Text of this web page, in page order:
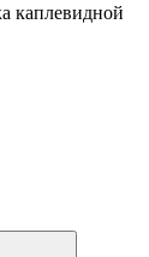
каплевидной